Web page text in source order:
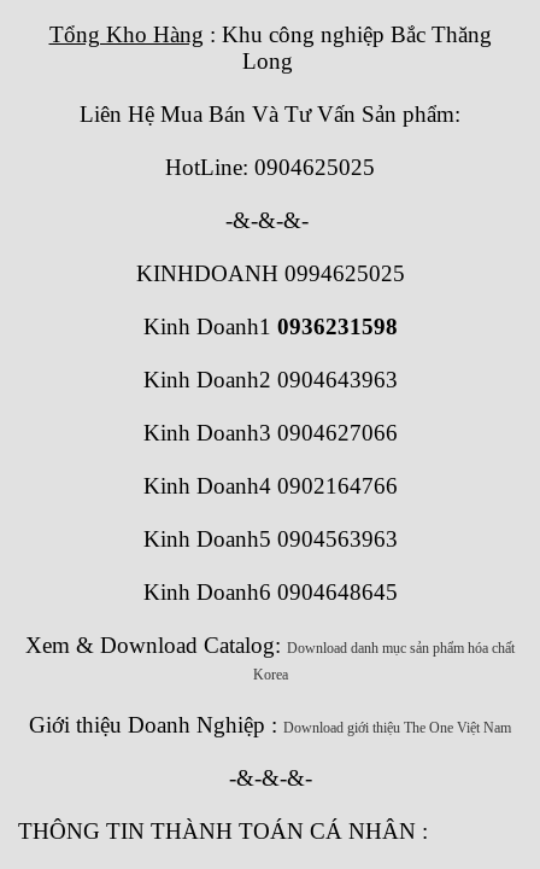
Tổng Kho Hàng : Khu công nghiệp Bắc Thăng
Long
Liên Hệ Mua Bán Và Tư Vấn Sản phẩm:
HotLine: 0904625025
-&-&-&-
KINHDOANH 0994625025
Kinh Doanh1 0936231598
Kinh Doanh2 0904643963
Kinh Doanh3 0904627066
Kinh Doanh4 0902164766
Kinh Doanh5 0904563963
Kinh Doanh6 0904648645
Xem & Download Catalog: Download danh mục sản phẩm hóa chất
Korea
Giới thiệu Doanh Nghiệp : Download giới thiệu The One Việt Nam
-&-&-&-
THÔNG TIN THÀNH TOÁN CÁ NHÂN :